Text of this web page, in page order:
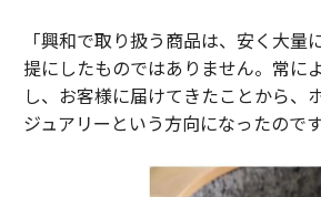
「興和で取り扱う商品は、安く大量
提にしたものではありません。常に
し、お客様に届けてきたことから、
ジュアリーという方向になったのです